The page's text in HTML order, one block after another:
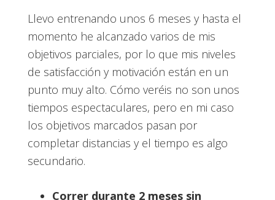
Llevo entrenando unos 6 meses y hasta el
momento he alcanzado varios de mis
objetivos parciales, por lo que mis niveles
de satisfacción y motivación están en un
punto muy alto. Cómo veréis no son unos
tiempos espectaculares, pero en mi caso
los objetivos marcados pasan por
completar distancias y el tiempo es algo
secundario.
Correr durante 2 meses sin